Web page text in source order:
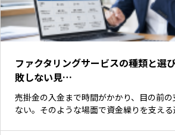
ファクタリングサービスの種類と選
敗しない見…
売掛金の入金まで時間がかかり、目の前
ない。そのような場面で資金繰りを支え